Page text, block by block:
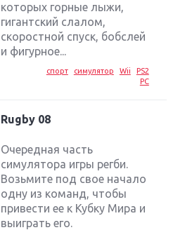
которых горные лыжи,
гигантский слалом,
скоростной спуск, бобслей
и фигурное...
спорт симулятор Wii
PS2
PC
Rugby 08
Очередная часть
симулятора игры регби.
Возьмите под свое начало
одну из команд, чтобы
привести ее к Кубку Мира и
выиграть его.